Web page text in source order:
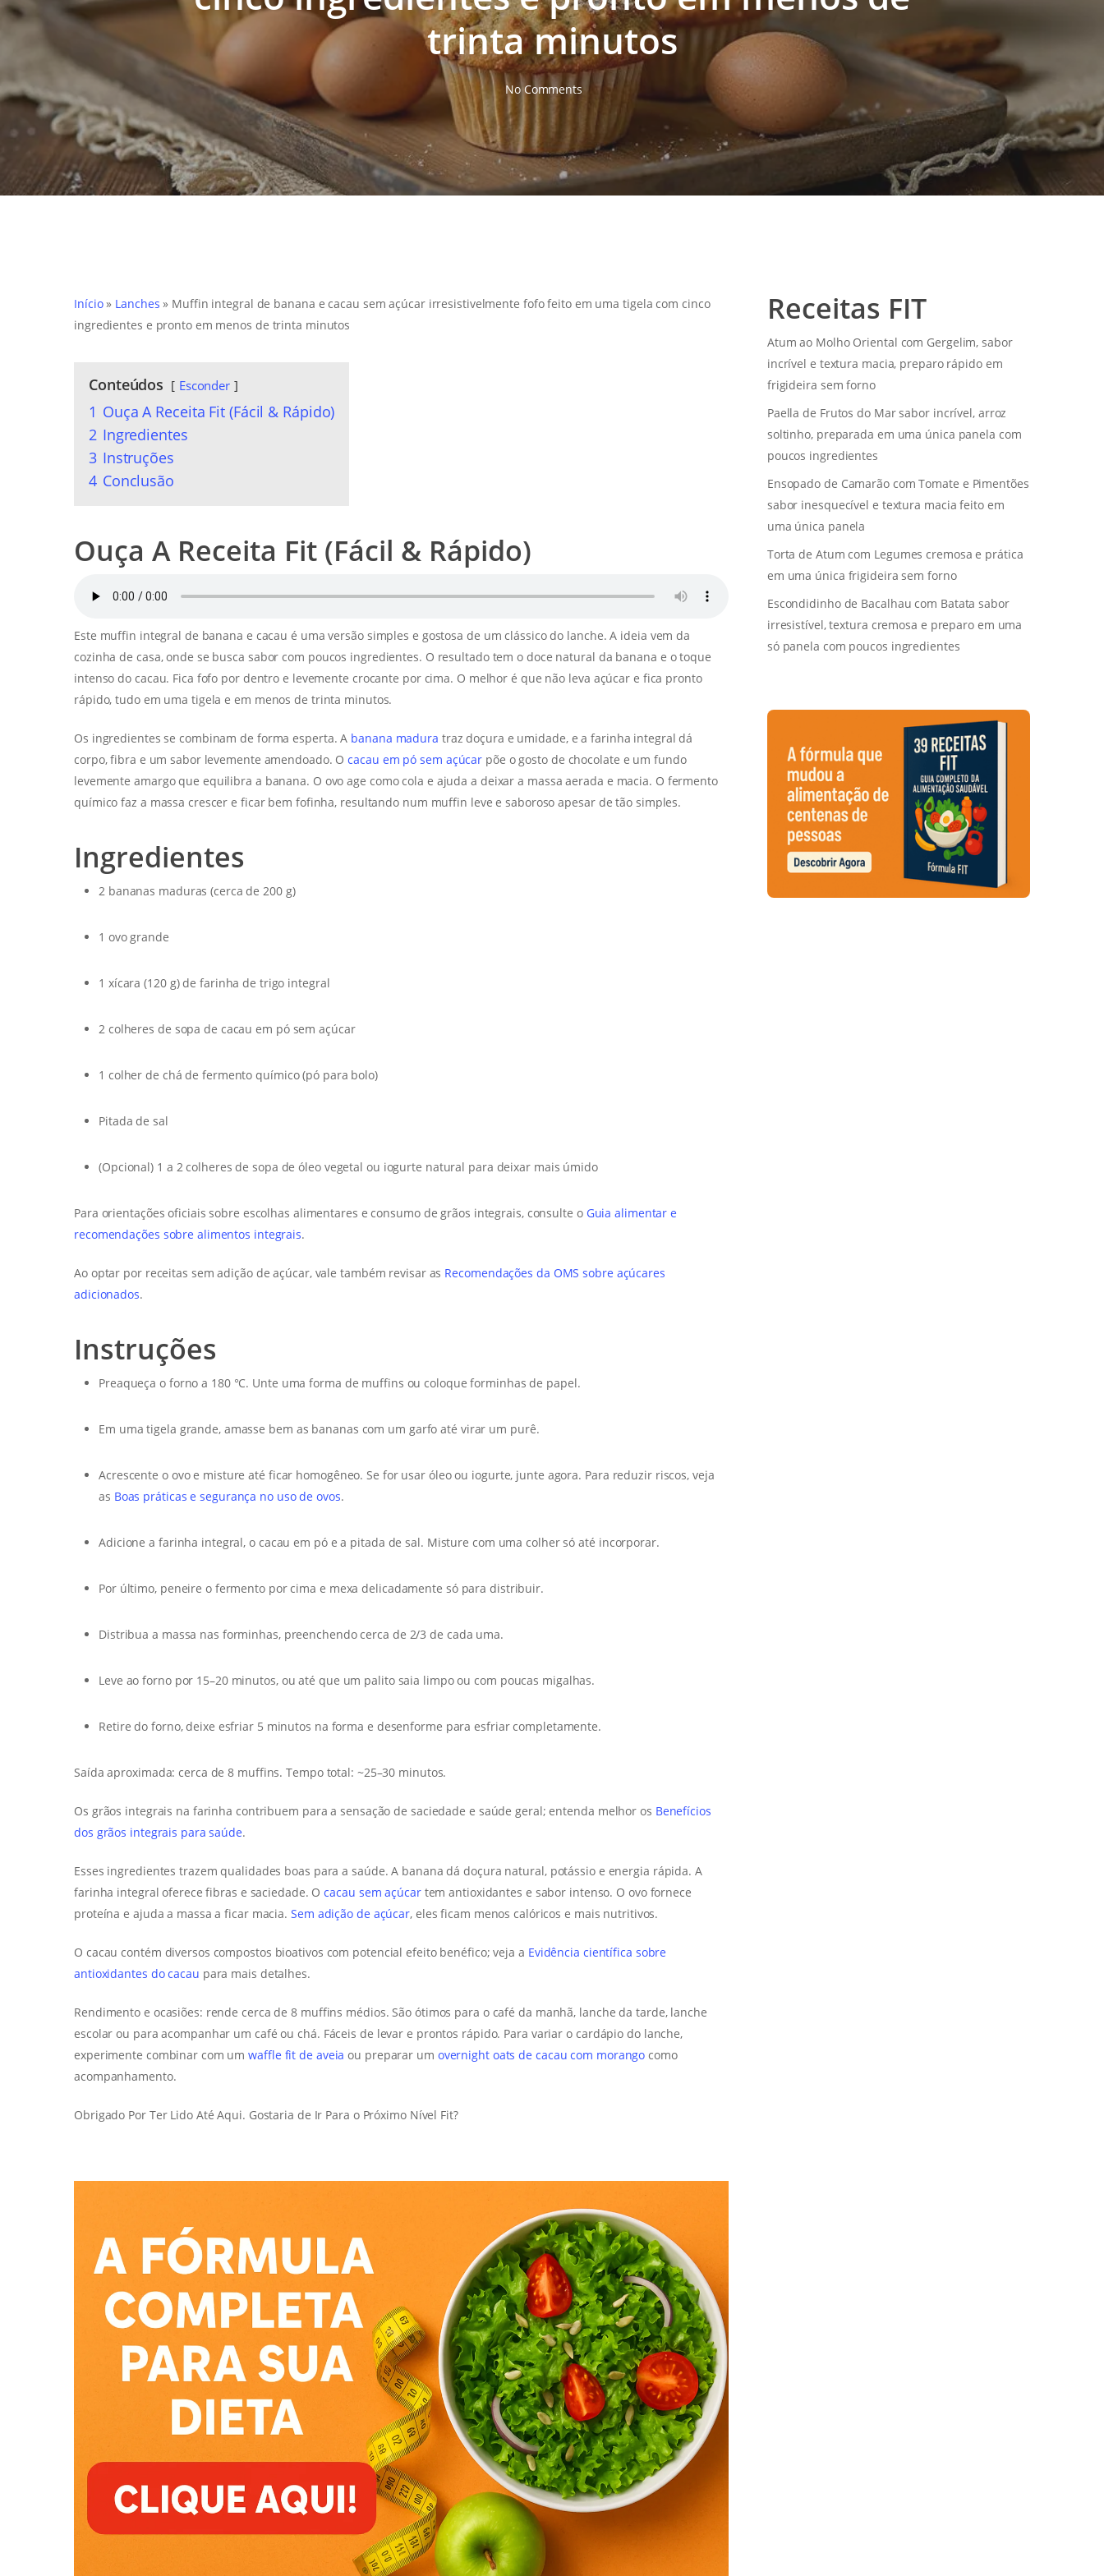
Hit enter to search or ESC to close
trinta minutos
No Comments
Início» Lanches » Muffin integral de banana e cacau sem açúcar irresistivelmente fofo feito em uma tigela com cinco
ingredientes e pronto em menos de trinta minutos
Conteúdos Esconder
1 Ouça A Receita Fit (Fácil & Rápido)
2 Ingredientes
3 Instruções
4 Conclusão
Ouça A Receita Fit (Fácil & Rápido)
Este muffin integral de banana e cacau é uma versão simples e gostosa de um clássico do lanche. A ideia vem da
cozinha de casa, onde se busca sabor com poucos ingredientes. O resultado tem o doce natural da banana e o toque
intenso do cacau. Fica fofo por dentro e levemente crocante por cima. O melhor é que não leva açúcar e fica pronto
rápido, tudo em uma tigela e em menos de trinta minutos.
Os ingredientes se combinam de forma esperta. A banana madura traz doçura e umidade, e a farinha integral dá
corpo, fibra e um sabor levemente amendoado. Ocacau em pó sem açúcar põe o gosto de chocolate e um fundo
levemente amargo que equilibra a banana. O ovo age como cola e ajuda a deixar a massa aerada e macia. O fermento
químico faz a massa crescer e ficar bem fofinha, resultando num muffin leve e saboroso apesar de tão simples.
Ingredientes
2 bananas maduras (cerca de 200 g)
1 ovo grande
1 xícara (120 g) de farinha de trigo integral
2 colheres de sopa de cacau em pó sem açúcar
1 colher de chá de fermento químico (pó para bolo)
Pitada de sal
(Opcional) 1 a 2 colheres de sopa de óleo vegetal ou iogurte natural para deixar mais úmido
Para orientações oficiais sobre escolhas alimentares e consumo de grãos integrais, consulte o Guia alimentar e
recomendações sobre alimentos integrais.
Ao optar por receitas sem adição de açúcar, vale também revisar as Recomendações da OMS sobre açúcares
adicionados.
Instruções
Preaqueça o forno a 180 °C. Unte uma forma de muffins ou coloque forminhas de papel.
Em uma tigela grande, amasse bem as bananas com um garfo até virar um purê.
Acrescente o ovo e misture até ficar homogêneo. Se for usar óleo ou iogurte, junte agora. Para reduzir riscos, veja
as Boas práticas e segurança no uso de ovos.
Adicione a farinha integral, o cacau em pó e a pitada de sal. Misture com uma colher só até incorporar.
Por último, peneire o fermento por cima e mexa delicadamente só para distribuir.
Distribua a massa nas forminhas, preenchendo cerca de 2/3 de cada uma.
Leve ao forno por 15–20 minutos, ou até que um palito saia limpo ou com poucas migalhas.
Retire do forno, deixe esfriar 5 minutos na forma e desenforme para esfriar completamente.
Saída aproximada: cerca de 8 muffins. Tempo total: ~25–30 minutos.
Os grãos integrais na farinha contribuem para a sensação de saciedade e saúde geral; entenda melhor os Benefícios
dos grãos integrais para saúde.
Esses ingredientes trazem qualidades boas para a saúde. A banana dá doçura natural, potássio e energia rápida. A
farinha integral oferece fibras e saciedade. Ocacau sem açúcartem antioxidantes e sabor intenso. O ovo fornece
proteína e ajuda a massa a ficar macia. Sem adição de açúcar, eles ficam menos calóricos e mais nutritivos.
O cacau contém diversos compostos bioativos com potencial efeito benéfico; veja a Evidência científica sobre
antioxidantes do cacau para mais detalhes.
Rendimento e ocasiões: rende cerca de 8 muffins médios. São ótimos para o café da manhã, lanche da tarde, lanche
escolar ou para acompanhar um café ou chá. Fáceis de levar e prontos rápido. Para variar o cardápio do lanche,
experimente combinar com umwaffle fit de aveia ou preparar um overnight oats de cacau com morango como
acompanhamento.
Obrigado Por Ter Lido Até Aqui. Gostaria de Ir Para o Próximo Nível Fit?
Receitas FIT
Atum ao Molho Oriental com Gergelim, sabor
incrível e textura macia, preparo rápido em
frigideira sem forno
Paella de Frutos do Mar sabor incrível, arroz
soltinho, preparada em uma única panela com
poucos ingredientes
Ensopado de Camarão com Tomate e Pimentões
sabor inesquecível e textura macia feito em
uma única panela
Torta de Atum com Legumes cremosa e prática
em uma única frigideira sem forno
Escondidinho de Bacalhau com Batata sabor
irresistível, textura cremosa e preparo em uma
só panela com poucos ingredientes